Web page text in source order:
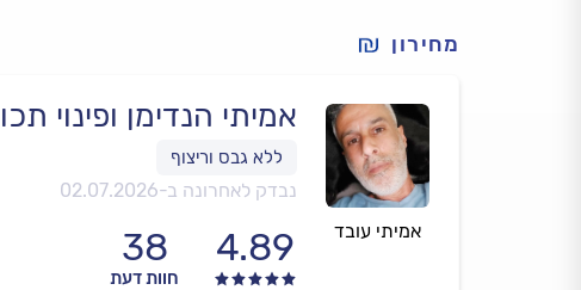
מחירון
אמיתי עובד
אמיתי הנדימן ופינוי
נבדק לאחרונה ב-02.07.2026
4.89
38
חוות דעת